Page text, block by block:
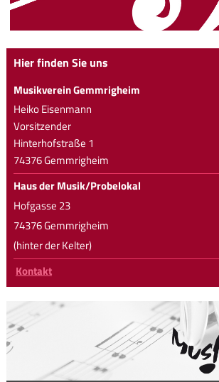
Hier finden Sie uns
Musikverein Gemmrigheim
Heiko Eisenmann
Vorsitzender
Hinterhofstraße 1
74376 Gemmrigheim
Haus der Musik/Probelokal
Hofgasse 23
74376 Gemmrigheim
(hinter der Kelter)
Kontakt